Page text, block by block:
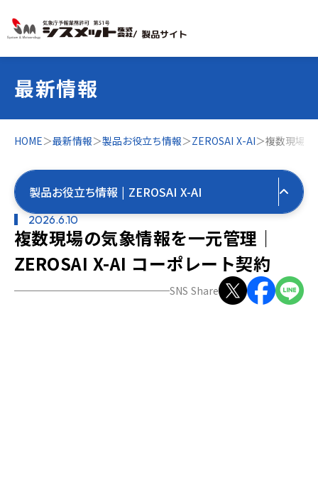
/ 製品サイト
最新情報
HOME＞最新情報＞製品お役立ち情報＞ZEROSAI X-AI＞複数現場
製品お役立ち情報 | ZEROSAI X-AI
すべての最新情報
2026.6.10
複数現場の気象情報を一元管理｜
ZEROSAI X-AI コーポレート契約
SNS Share